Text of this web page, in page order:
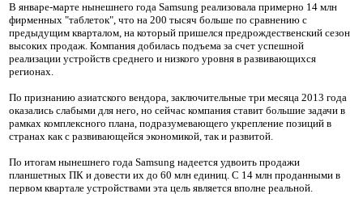
В январе-марте нынешнего года Samsung реализовала примерно 14 млн
фирменных "таблеток", что на 200 тысяч больше по сравнению с
предыдущим кварталом, на который пришелся предрождественский сезон
высоких продаж. Компания добилась подъема за счет успешной
реализации устройств среднего и низкого уровня в развивающихся
регионах.
По признанию азиатского вендора, заключительные три месяца 2013 года
оказались слабыми для него, но сейчас компания ставит большие задачи в
рамках комплексного плана, подразумевающего укрепление позиций в
странах как с развивающейся экономикой, так и развитой.
По итогам нынешнего года Samsung надеется удвоить продажи
планшетных ПК и довести их до 60 млн единиц. С 14 млн проданными в
первом квартале устройствами эта цель является вполне реальной.